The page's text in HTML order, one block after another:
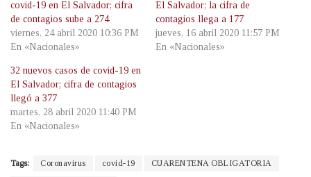
covid-19 en El Salvador; cifra
de contagios sube a 274
viernes, 24 abril 2020 10:36 PM
En «Nacionales»
El Salvador; la cifra de
contagios llega a 177
jueves, 16 abril 2020 11:57 PM
En «Nacionales»
32 nuevos casos de covid-19 en
El Salvador; cifra de contagios
llegó a 377
martes, 28 abril 2020 11:40 PM
En «Nacionales»
Tags: Coronavirus covid-19 CUARENTENA OBLIGATORIA